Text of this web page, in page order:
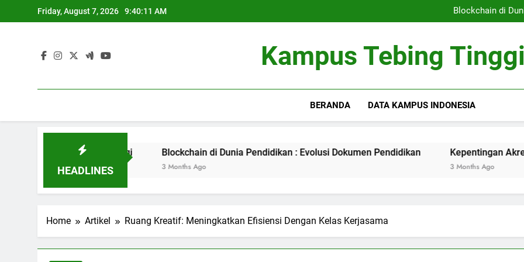
to
Friday, August 7, 2026 9:40:12 AM
Blockchain di
Kepentingan Akreditasi
Blockchain di
Kepentingan Akreditasi
Kampus Tebing Tinggi
BERANDA DATA KAMPUS INDONESIA
HEADLINES
Blockchain di Dunia Pendidikan : Evolusi Dokumen Pendidikan
3 Months Ago
Kepentingan Akreditasi Kurir
Home Artikel Ruang Kreatif: Meningkatkan Efisiensi Dengan Kelas Kerjasama